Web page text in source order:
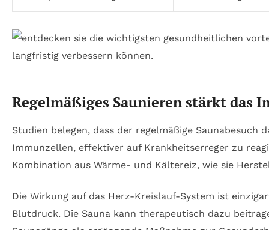
Regelmäßiges Saunieren stärkt das
Studien belegen, dass der regelmäßige
Immunzellen, effektiver auf Krankheitserreger zu
Kombination aus Wärme- und Kältereiz, wie sie
Die Wirkung auf das Herz-Kreislauf-System ist
Blutdruck. Die Sauna kann therapeutisch dazu